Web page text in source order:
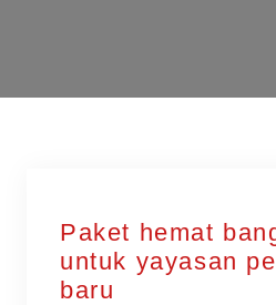
Paket hemat
untuk yayasan
baru